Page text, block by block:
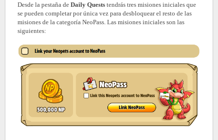
Desde la pestaña de Daily Quests tendrás tres misiones iniciales que
se pueden completar por única vez para desbloquear el resto de las
misiones de la categoría NeoPass. Las misiones iniciales son las
siguientes: